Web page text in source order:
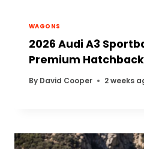
WAGONS
2026 Audi A3
Premium
By David Cooper 2 weeks